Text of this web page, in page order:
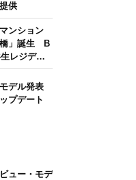
供
ンション
橋」誕生 B
レジデン
デル発表
プデート
ュー・モデ